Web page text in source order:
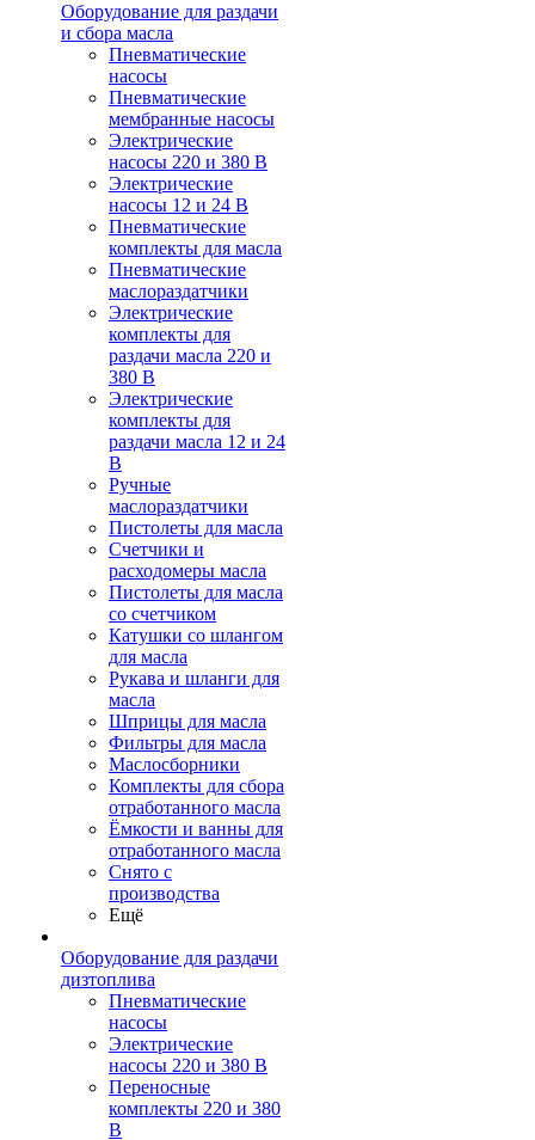
Оборудование для раздачи
и сбора масла
Пневматические
насосы
Пневматические
мембранные насосы
Электрические
насосы 220 и 380 В
Электрические
насосы 12 и 24 В
Пневматические
комплекты для масла
Пневматические
маслораздатчики
Электрические
комплекты для
раздачи масла 220 и
380 В
Электрические
комплекты для
раздачи масла 12 и 24
В
Ручные
маслораздатчики
Пистолеты для масла
Счетчики и
расходомеры масла
Пистолеты для масла
со счетчиком
Катушки со шлангом
для масла
Рукава и шланги для
масла
Шприцы для масла
Фильтры для масла
Маслосборники
Комплекты для сбора
отработанного масла
Ёмкости и ванны для
отработанного масла
Снято с
производства
Ещё
Оборудование для раздачи
дизтоплива
Пневматические
насосы
Электрические
насосы 220 и 380 В
Переносные
комплекты 220 и 380
В